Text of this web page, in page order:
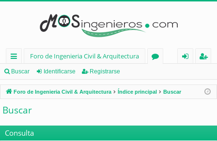
nl
ac
es
rá
pi
Foro de Ingenieria Civil & Arquitectura
os
nt
ifi
ist
ra
Buscar Identificarse Registrarse
Foro de Ingenieria Civil & Arquitectura Índice principal Buscar
Buscar
Consulta